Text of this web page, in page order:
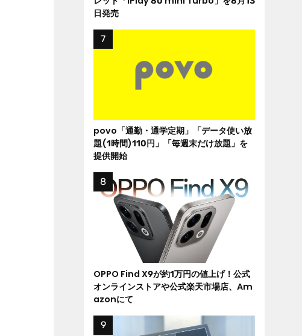
日発売
povo「通勤・通学定期」「データ使い放
題(1時間)110円」「毎週末だけ放題」を
提供開始
OPPO Find X9が約1万円の値上げ！公式
オンラインストアや公式楽天市場店、Am
azonにて